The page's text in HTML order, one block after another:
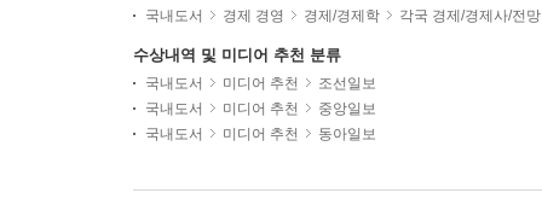
국내도서
경제 경영 경제/경제학 각국 경제/경제사/전망
수상내역 및 미디어 추천 분류
국내도서 미디어 추천
조선일보
국내도서
미디어 추천
중앙일보
국내도서
미디어 추천 동아일보